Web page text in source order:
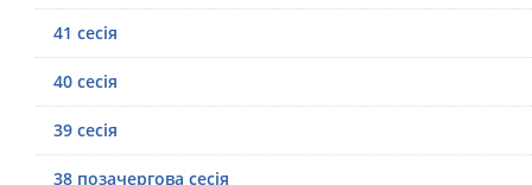
41 сесія
40 сесія
39 сесія
38 позачергова сесія